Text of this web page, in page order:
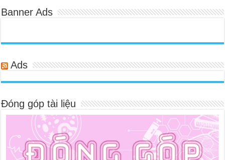
Banner Ads
Ads
Đóng góp tài liệu